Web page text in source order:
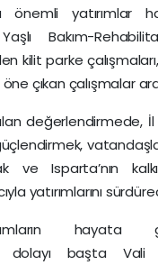
önemli yatırımlar
Bakım-
kilit parke
çıkan çalışmalar
değerlendirmede, İl
ve Isparta’nın
yatırımlarını
hayata
dolayı başta Vali